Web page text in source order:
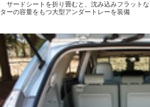
サードシートを折り畳むと、沈み込みフラット
ターの容量をもつ大型アンダートレーを装備